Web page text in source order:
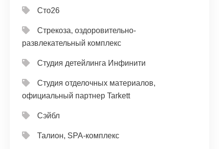
Сто26
Стрекоза, оздоровительно-
развлекательный комплекс
Студия детейлинга Инфинити
Студия отделочных материалов,
официальный партнер Tarkett
Сэйбл
Талион, SPA-комплекс